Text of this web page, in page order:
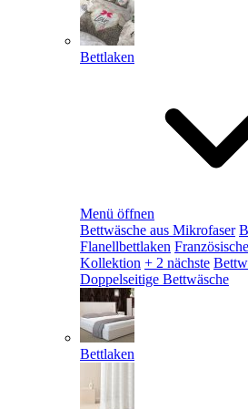
Bettlaken
Menü öffnen
Bettwäsche aus Mikrofaser
Flanellbettlaken
Kollektion + 2 nächste
Doppelseitige Bettwäsche
Bettlaken